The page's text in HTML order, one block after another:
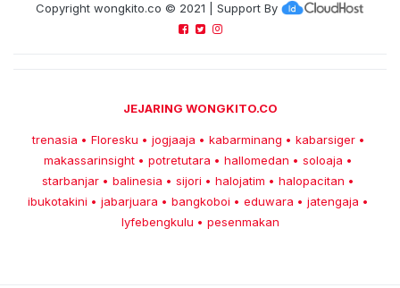
Copyright wongkito.co © 2021 | Support By
JEJARING WONGKITO.CO
trenasia • Floresku • jogjaaja • kabarminang • kabarsiger •
makassarinsight • potretutara • hallomedan • soloaja •
starbanjar • balinesia • sijori • halojatim • halopacitan •
ibukotakini • jabarjuara • bangkoboi • eduwara • jatengaja •
lyfebengkulu • pesenmakan